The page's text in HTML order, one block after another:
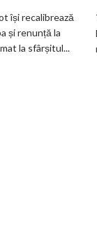
electric
își recalibrează
și renunță la
la sfârșitul...